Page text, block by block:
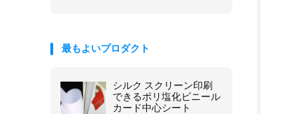
最もよいプロダクト
シルク スクリーン印刷
できるポリ塩化ビニール
カード中心シート